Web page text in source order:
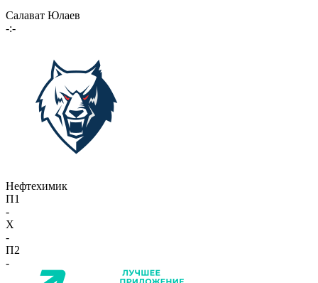
Салават Юлаев
-:-
Нефтехимик
П1
-
X
-
П2
-